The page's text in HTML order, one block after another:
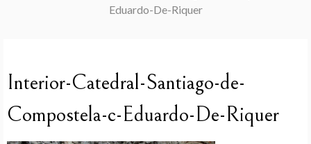
Eduardo-De-Riquer
Interior-Catedral-Santiago-de-
Compostela-c-Eduardo-De-Riquer